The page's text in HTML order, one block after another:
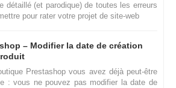
détaillé (et parodique) de toutes les erreurs
pour rater votre projet de site-web
– Modifier la date de création
Prestashop vous avez déjà peut-être
: vous ne pouvez pas modifier la date de